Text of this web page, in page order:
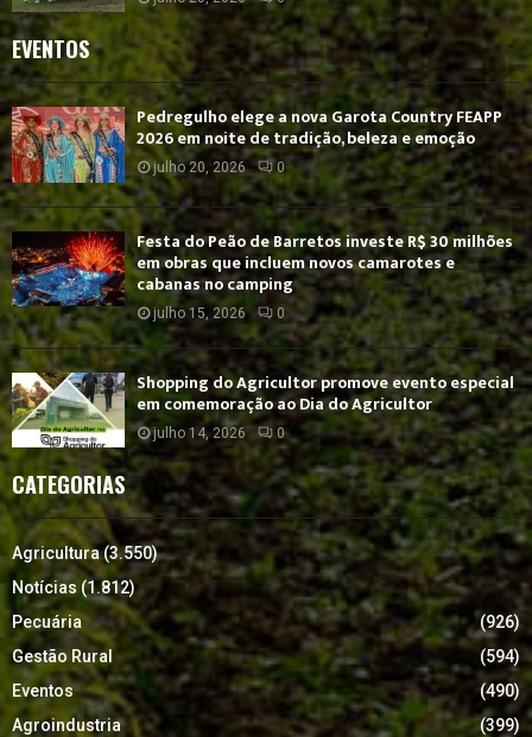
EVENTOS
Pedregulho elege a nova Garota Country FEAPP
2026 em noite de tradição, beleza e emoção
julho 20, 2026 0
Festa do Peão de Barretos investe R$ 30 milhões
em obras que incluem novos camarotes e
cabanas no camping
julho 15, 2026 0
Shopping do Agricultor promove evento especial
em comemoração ao Dia do Agricultor
julho 14, 2026 0
CATEGORIAS
Agricultura(3.550)
Notícias (1.812)
Pecuária
(926)
Gestão Rural
(594)
Eventos
(490)
Agroindustria
(399)